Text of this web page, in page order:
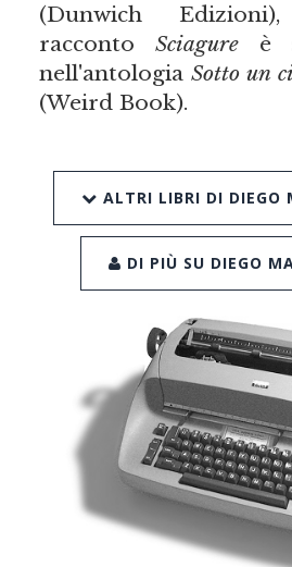
(Dunwich
racconto Sciagureè
nell'antologiaSotto un
(Weird Book).
ALTRI LIBRI DI DIEGO
DI PIÙ SU DIEGO